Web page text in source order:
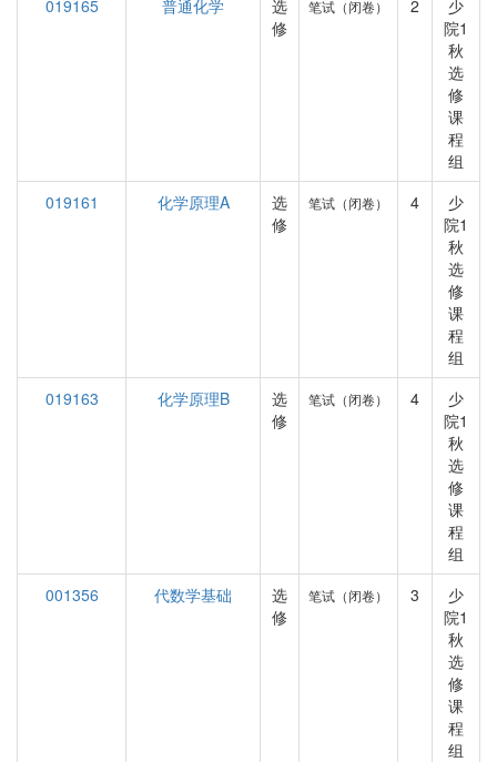
019165 普通化学
选
修
笔试（闭卷） 2
少
院1
秋
选
修
课
程
组
019161
化学原理A
选
修
笔试（闭卷） 4
少
院1
秋
选
修
课
程
组
019163
化学原理B
选
修
笔试（闭卷） 4
少
院1
秋
选
修
课
程
组
001356
代数学基础
选
修
笔试（闭卷） 3
少
院1
秋
选
修
课
程
组